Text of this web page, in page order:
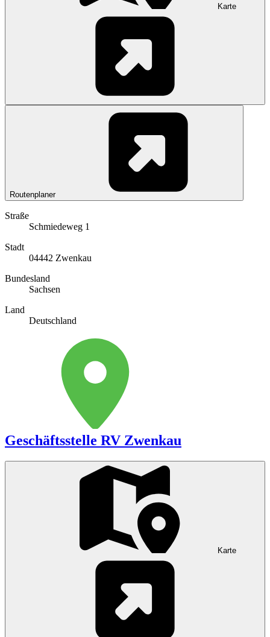
Karte
Routenplaner
Straße
Schmiedeweg 1
Stadt
04442 Zwenkau
Bundesland
Sachsen
Land
Deutschland
Geschäftsstelle RV Zwenkau
Karte